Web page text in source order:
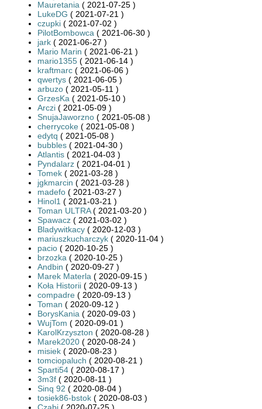
Mauretania ( 2021-07-25 )
LukeDG ( 2021-07-21 )
czupki ( 2021-07-02 )
PilotBombowca ( 2021-06-30 )
jark ( 2021-06-27 )
Mario Marin ( 2021-06-21 )
mario1355 ( 2021-06-14 )
kraftmarc ( 2021-06-06 )
qwertys ( 2021-06-05 )
arbuzo ( 2021-05-11 )
GrzesKa ( 2021-05-10 )
Arczi ( 2021-05-09 )
SnujaJaworzno ( 2021-05-08 )
cherrycoke ( 2021-05-08 )
edytq ( 2021-05-08 )
bubbles ( 2021-04-30 )
Atlantis ( 2021-04-03 )
Pyndalarz ( 2021-04-01 )
Tomek ( 2021-03-28 )
jgkmarcin ( 2021-03-28 )
madefo ( 2021-03-27 )
Hinol1 ( 2021-03-21 )
Toman ULTRA( 2021-03-20 )
Spawacz ( 2021-03-02 )
Bladywitkacy ( 2020-12-03 )
mariuszkucharczyk ( 2020-11-04 )
pacio ( 2020-10-25 )
brzozka ( 2020-10-25 )
Andbin ( 2020-09-27 )
Marek Materla ( 2020-09-15 )
Koła Historii ( 2020-09-13 )
compadre ( 2020-09-13 )
Toman ( 2020-09-12 )
BorysKania ( 2020-09-03 )
WujTom ( 2020-09-01 )
KarolKrzyszton ( 2020-08-28 )
Marek2020 ( 2020-08-24 )
misiek ( 2020-08-23 )
tomciopaluch ( 2020-08-21 )
Sparti54 ( 2020-08-17 )
3m3f ( 2020-08-11 )
Sinq 92 ( 2020-08-04 )
tosiek86-bstok ( 2020-08-03 )
Czabi ( 2020-07-25 )